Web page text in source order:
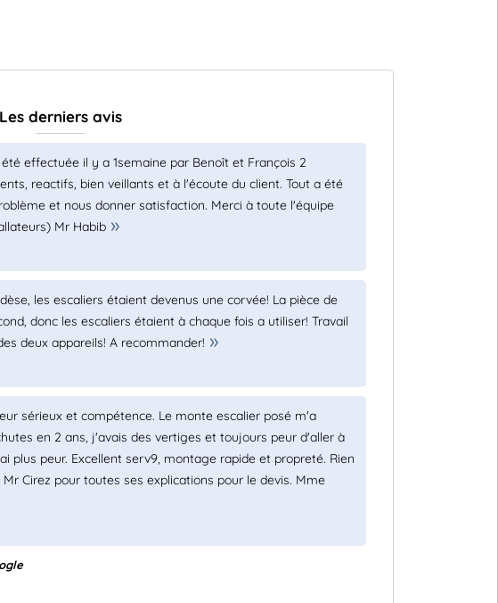
Les derniers avis
effectuée il y a 1semaine par Benoît et François 2
reactifs, bien veillants et à l'écoute du client. Tout a été
et nous donner satisfaction. Merci à toute l'équipe
Mr Habib
les escaliers étaient devenus une corvée! La pièce de
donc les escaliers étaient à chaque fois a utiliser! Travail
deux appareils! A recommander!
sérieux et compétence. Le monte escalier posé m'a
en 2 ans, j'avais des vertiges et toujours peur d'aller à
plus peur. Excellent serv9, montage rapide et propreté. Rien
Cirez pour toutes ses explications pour le devis. Mme